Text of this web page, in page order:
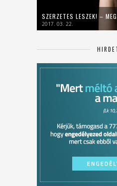
SZERZETES LESZEK! –
2017. 03. 22.